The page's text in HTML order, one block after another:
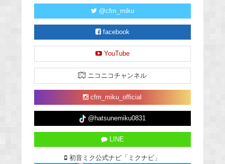
@cfm_miku
facebook
YouTube
ニコニコチャンネル
cfm_miku_official
@hatsunemiku0831
LINE
初音ミク公式ナビ「ミクナビ」